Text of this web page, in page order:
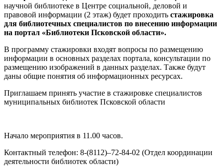
научной библиотеке в Центре социальной, деловой и
правовой информации (2 этаж) будет проходить стажировка
для библиотечных специалистов по внесению информации
на портал «Библиотеки Псковской области».
В программу стажировки входят вопросы по размещению
информации в основных разделах портала, консультации по
размещению изображений в данных разделах. Также будут
даны общие понятия об информационных ресурсах.
Приглашаем принять участие в стажировке специалистов
муниципальных библиотек Псковской области
Начало мероприятия в 11.00 часов.
Контактный телефон: 8-(8112)–72-84-02 (Отдел координации
деятельности библиотек области)